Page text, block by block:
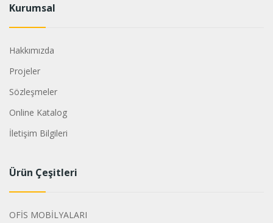
Kurumsal
Hakkımızda
Projeler
Sözleşmeler
Online Katalog
İletişim Bilgileri
Ürün Çeşitleri
OFİS MOBİLYALARI